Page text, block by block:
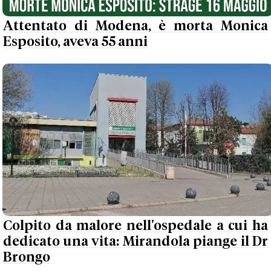
Attentato di Modena, è morta Monica
Esposito, aveva 55 anni
Colpito da malore nell'ospedale a cui ha
dedicato una vita: Mirandola piange il Dr
Brongo